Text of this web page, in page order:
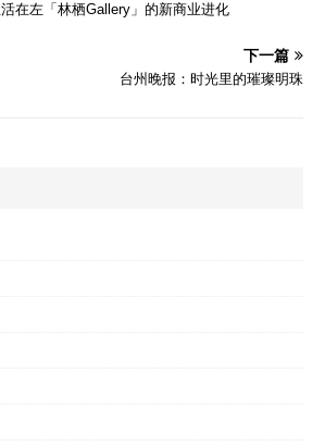
在左「林栖Gallery」的新商业进化
下一篇
台州晚报：时光里的璀璨明珠